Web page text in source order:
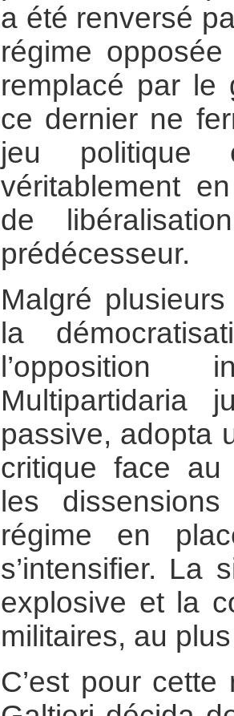
a été renversé
régime
remplacé par le
ce dernier ne
jeu
véritablement
de
prédécesseur.
Malgré
la
Multipartidaria
passive, adopta
critique face au
les
régime en
s’intensifier. La
explosive et la
militaires, au
C’est pour